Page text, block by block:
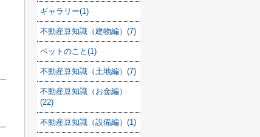
ギャラリー(1)
不動産豆知識（建物編）(7)
ペットのこと(1)
不動産豆知識（土地編）(7)
不動産豆知識（お金編）
(22)
不動産豆知識（設備編）(1)